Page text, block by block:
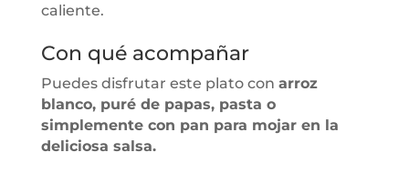
caliente.
Con qué acompañar
Puedes disfrutar este plato con arroz
blanco, puré de papas, pasta o
simplemente con pan para mojar en la
deliciosa salsa.